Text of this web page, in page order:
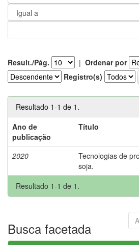
Result./Pág. | Ordenar por
Registro(s)
Resultado 1-1 de 1.
Ano de
publicação
Título
2020
Tecnologias de
soja.
Resultado 1-1 de 1.
Busca facetada